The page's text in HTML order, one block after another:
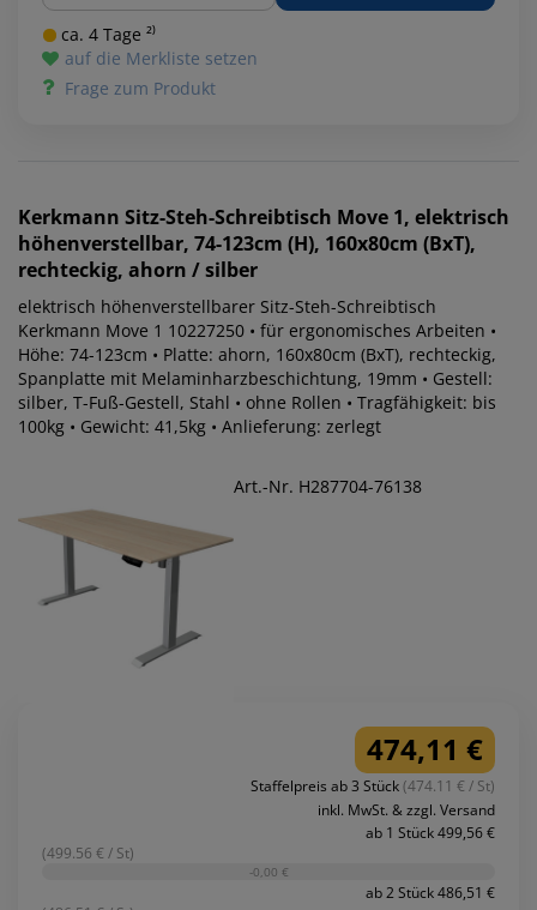
ca. 4 Tage ²⁾
auf die Merkliste setzen
Frage zum Produkt
Kerkmann Sitz-Steh-Schreibtisch Move 1, elektrisch
höhenverstellbar, 74-123cm (H), 160x80cm (BxT),
rechteckig, ahorn / silber
elektrisch höhenverstellbarer Sitz-Steh-Schreibtisch
Kerkmann Move 1 10227250 • für ergonomisches Arbeiten •
Höhe: 74-123cm • Platte: ahorn, 160x80cm (BxT), rechteckig,
Spanplatte mit Melaminharzbeschichtung, 19mm • Gestell:
silber, T-Fuß-Gestell, Stahl • ohne Rollen • Tragfähigkeit: bis
100kg • Gewicht: 41,5kg • Anlieferung: zerlegt
Art.-Nr. H287704-76138
474,11 €
Staffelpreis ab 3 Stück(474.11 € / St)
inkl. MwSt. & zzgl. Versand
ab 1 Stück 499,56 €
(499.56 € / St)
-0,00 €
ab 2 Stück 486,51 €